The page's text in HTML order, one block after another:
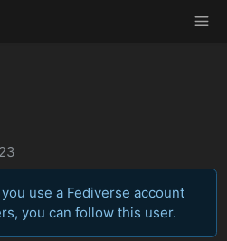
use a Fediverse account
you can follow this user.